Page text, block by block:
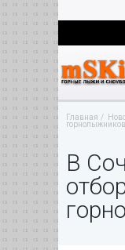
Главная
горнолыжников
В